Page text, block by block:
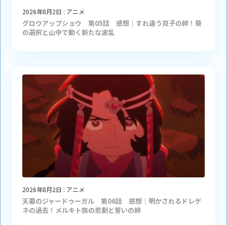
2026年8月2日 : アニメ
グロウアップショウ 第05話 感想｜すれ違う双子の絆！葵
の選択と山中で動く新たな波乱
2026年8月2日 : アニメ
天幕のジャードゥーガル 第06話 感想｜明かされるドレゲ
ネの過去！メルキト族の悲劇と誓いの絆